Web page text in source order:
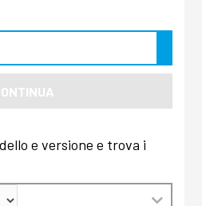
e versione e trova i